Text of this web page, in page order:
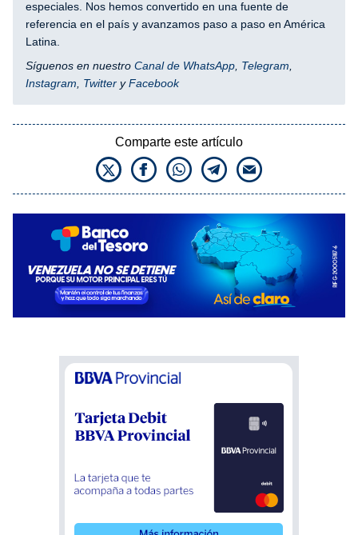
especiales. Nos hemos convertido en una fuente de
referencia en el país y avanzamos paso a paso en América
Latina.
Síguenos en nuestro Canal de WhatsApp Telegram
Instagram
Twitter yFacebook
Comparte este artículo